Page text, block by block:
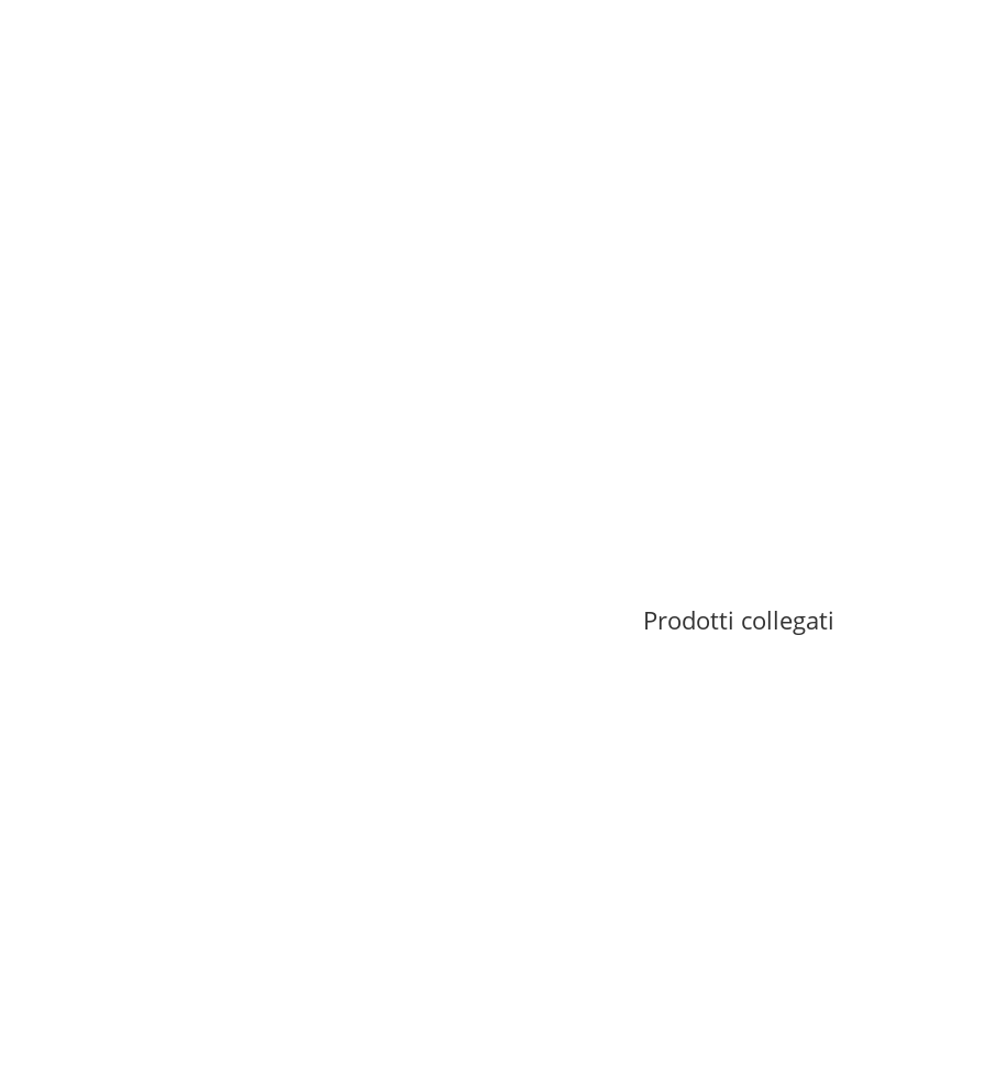
Prodotti collegati